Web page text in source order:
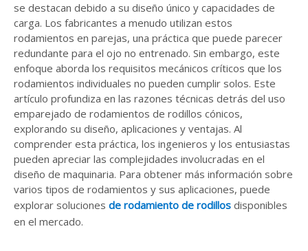
se destacan debido a su diseño único y capacidades de
carga. Los fabricantes a menudo utilizan estos
rodamientos en parejas, una práctica que puede parecer
redundante para el ojo no entrenado. Sin embargo, este
enfoque aborda los requisitos mecánicos críticos que los
rodamientos individuales no pueden cumplir solos. Este
artículo profundiza en las razones técnicas detrás del uso
emparejado de rodamientos de rodillos cónicos,
explorando su diseño, aplicaciones y ventajas. Al
comprender esta práctica, los ingenieros y los entusiastas
pueden apreciar las complejidades involucradas en el
diseño de maquinaria. Para obtener más información sobre
varios tipos de rodamientos y sus aplicaciones, puede
explorar soluciones de rodamiento de rodillos disponibles
en el mercado.